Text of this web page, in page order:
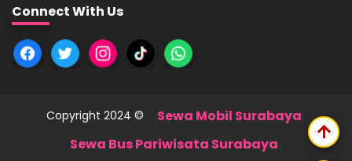
Connect With Us
arrow_upward
Copyright 2024 © Sewa Mobil Surabaya
Sewa Bus Pariwisata Surabaya